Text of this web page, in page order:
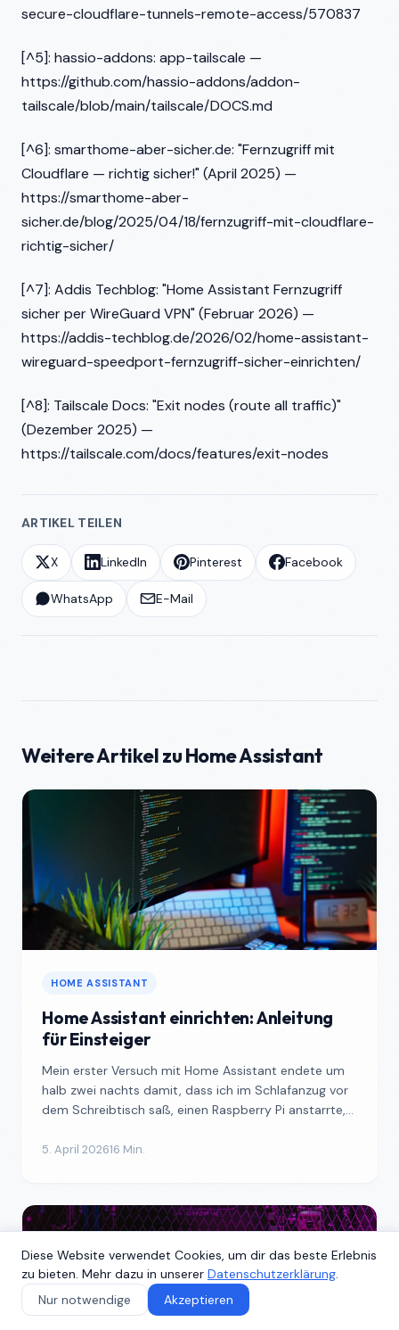
secure-cloudflare-tunnels-remote-access/570837
[^5]: hassio-addons: app-tailscale —
https://github.com/hassio-addons/addon-
tailscale/blob/main/tailscale/DOCS.md
[^6]: smarthome-aber-sicher.de: "Fernzugriff mit
Cloudflare — richtig sicher!" (April 2025) —
https://smarthome-aber-
sicher.de/blog/2025/04/18/fernzugriff-mit-cloudflare-
richtig-sicher/
[^7]: Addis Techblog: "Home Assistant Fernzugriff
sicher per WireGuard VPN" (Februar 2026) —
https://addis-techblog.de/2026/02/home-assistant-
wireguard-speedport-fernzugriff-sicher-einrichten/
[^8]: Tailscale Docs: "Exit nodes (route all traffic)"
(Dezember 2025) —
https://tailscale.com/docs/features/exit-nodes
ARTIKEL TEILEN
X LinkedIn Pinterest Facebook
WhatsApp E-Mail
Weitere Artikel zu Home Assistant
HOME ASSISTANT
Home Assistant einrichten: Anleitung
für Einsteiger
Mein erster Versuch mit Home Assistant endete um
halb zwei nachts damit, dass ich im Schlafanzug vor
dem Schreibtisch saß, einen Raspberry Pi anstarrte,
5. April 202616 Min.
Diese Website verwendet Cookies, um dir das beste Erlebnis
zu bieten. Mehr dazu in unserer Datenschutzerklärung.
Nur notwendige
Akzeptieren